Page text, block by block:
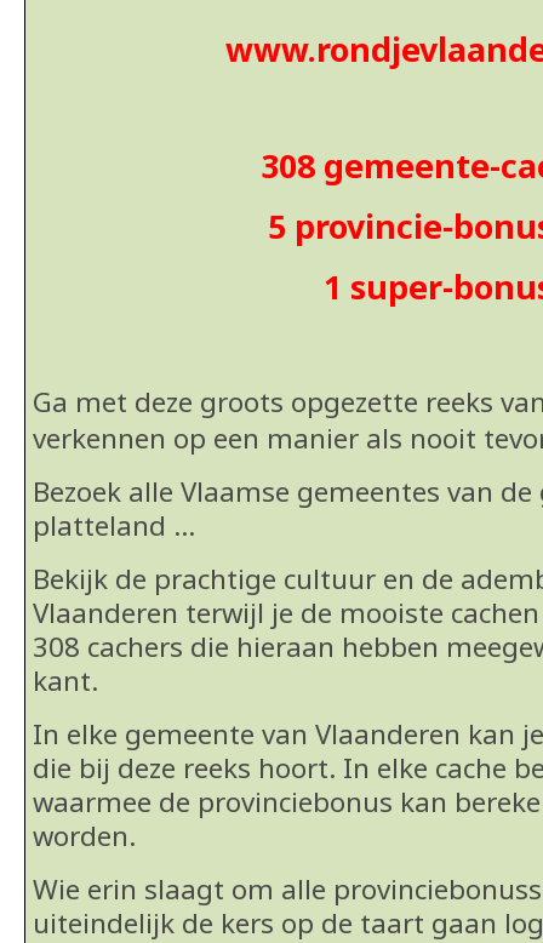
308 gemeente-
5 provincie-
1 super-
Ga met deze groots opgezette reeks
verkennen op een manier als nooit
Bezoek alle Vlaamse gemeentes van
platteland …
Bekijk de prachtige cultuur en de
Vlaanderen terwijl je de mooiste
308 cachers die hieraan hebben
kant.
In elke gemeente van Vlaanderen kan
die bij deze reeks hoort. In elke cache
waarmee de provinciebonus kan
worden.
Wie erin slaagt om alle
uiteindelijk de kers op de taart gaan